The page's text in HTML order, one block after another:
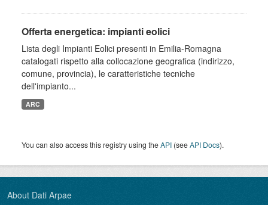
Offerta energetica: impianti eolici
Lista degli Impianti Eolici presenti in Emilia-Romagna
catalogati rispetto alla collocazione geografica (indirizzo,
comune, provincia), le caratteristiche tecniche
dell'impianto...
ARC
You can also access this registry using theAPI (seeAPI Docs).
About Dati Arpae